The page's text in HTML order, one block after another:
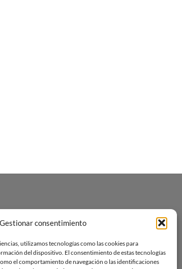
Gestionar consentimiento
utilizamos tecnologías como las cookies para
del dispositivo. El consentimiento de estas tecnologías
el comportamiento de navegación o las identificaciones